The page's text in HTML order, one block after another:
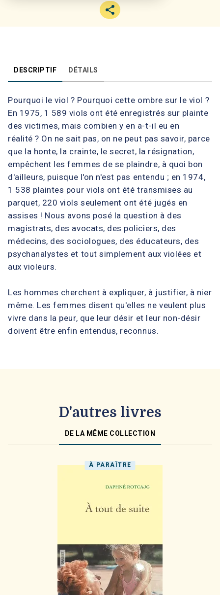
DESCRIPTIF DÉTAILS
Pourquoi le viol ? Pourquoi cette ombre sur le viol ?
En 1975, 1 589 viols ont été enregistrés sur plainte
des victimes, mais combien y en a-t-il eu en
réalité ? On ne sait pas, on ne peut pas savoir, parce
que la honte, la crainte, le secret, la résignation,
empêchent les femmes de se plaindre, à quoi bon
d'ailleurs, puisque l'on n'est pas entendu ; en 1974,
1 538 plaintes pour viols ont été transmises au
parquet, 220 viols seulement ont été jugés en
assises ! Nous avons posé la question à des
magistrats, des avocats, des policiers, des
médecins, des sociologues, des éducateurs, des
psychanalystes et tout simplement aux violées et
aux violeurs.
Les hommes cherchent à expliquer, à justifier, à nier
même. Les femmes disent qu'elles ne veulent plus
vivre dans la peur, que leur désir et leur non-désir
doivent être enfin entendus, reconnus.
D'autres livres
DE LA MÊME COLLECTION
À PARAÎTRE